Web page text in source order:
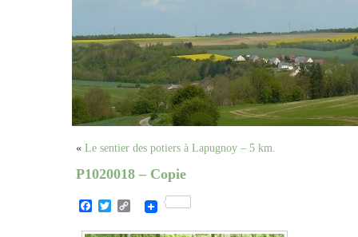
« Le sentier des potiers à Lapugnoy – 5 km.
P1020018 – Copie
Facebook
TwitterCopy